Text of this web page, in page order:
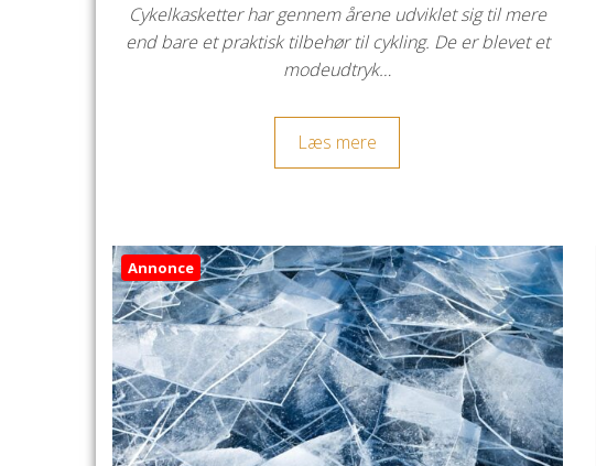
Cykelkasketter har gennem årene udviklet sig til mere
end bare et praktisk tilbehør til cykling. De er blevet et
modeudtryk…
Læs mere
Annonce